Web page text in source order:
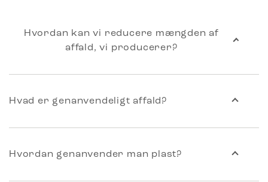
Hvordan kan vi reducere mængden af
affald, vi producerer?
Hvad er genanvendeligt affald?
Hvordan genanvender man plast?